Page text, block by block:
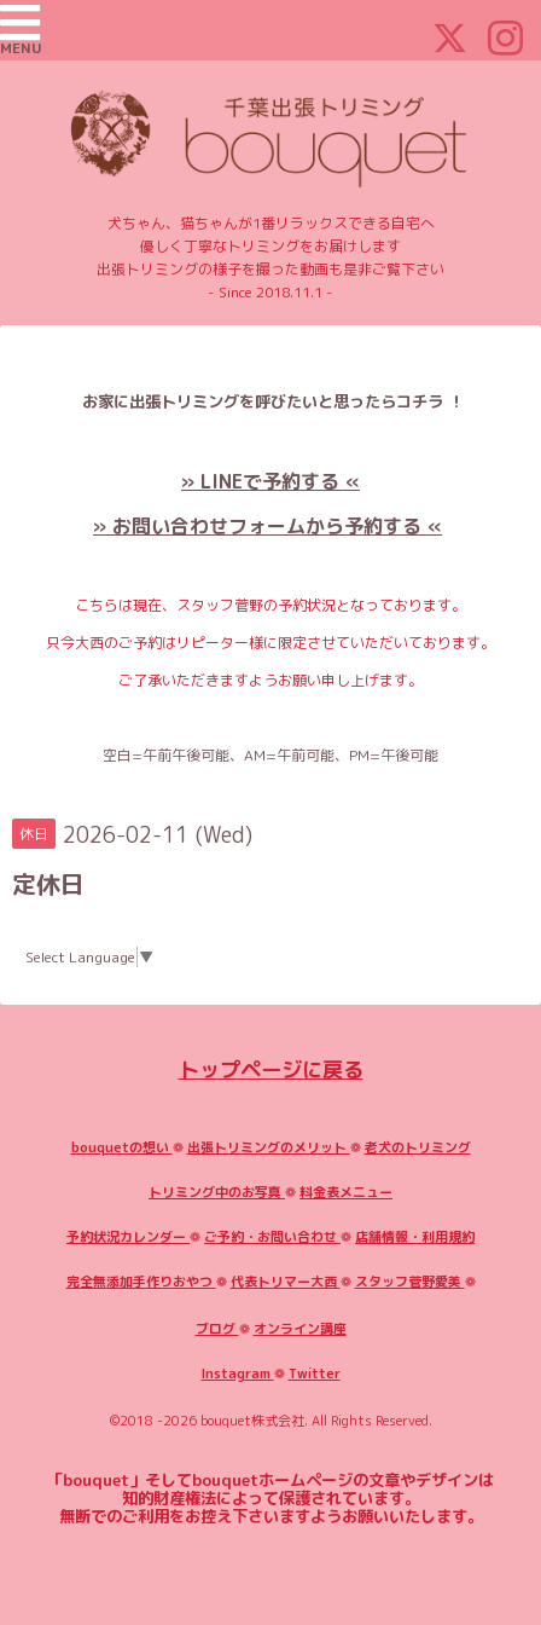
MENU
犬ちゃん、猫ちゃんが1番リラックスできる自宅へ
優しく丁寧なトリミングをお届けします
出張トリミングの様子を撮った動画も是非ご覧下さい
- Since 2018.11.1 -
お家に出張トリミングを呼びたいと思ったらコチラ ！
» LINEで予約する «
» お問い合わせフォームから予約する «
こちらは現在、スタッフ菅野の予約状況となっております。
只今大西のご予約はリピーター様に限定させていただいております。
ご了承いただきますようお願い申し上げます。
空白=午前午後可能、AM=午前可能、PM=午後可能
休日 2026-02-11 (Wed)
定休日
Select Language ▼
トップページに戻る
bouquetの想い ❁ 出張トリミングのメリット ❁老犬のトリミング
トリミング中のお写真 ❁料金表メニュー
予約状況カレンダー ❁ ご予約・お問い合わせ ❁ 店舗情報・利用規約
完全無添加手作りおやつ ❁代表トリマー大西❁ スタッフ菅野愛美 ❁
ブログ❁ オンライン講座
Instagram ❁Twitter
©2018 -2026 bouquet株式会社. All Rights Reserved.
「bouquet」そしてbouquetホームページの文章やデザインは
知的財産権法によって保護されています。
無断でのご利用をお控え下さいますようお願いいたします。